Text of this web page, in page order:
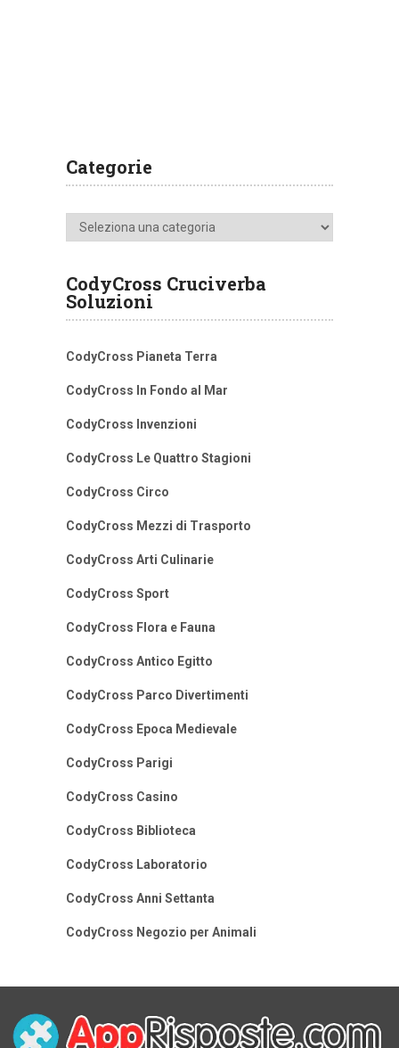
Categorie
Categorie
CodyCross Cruciverba
Soluzioni
CodyCross Pianeta Terra
CodyCross In Fondo al Mar
CodyCross Invenzioni
CodyCross Le Quattro Stagioni
CodyCross Circo
CodyCross Mezzi di Trasporto
CodyCross Arti Culinarie
CodyCross Sport
CodyCross Flora e Fauna
CodyCross Antico Egitto
CodyCross Parco Divertimenti
CodyCross Epoca Medievale
CodyCross Parigi
CodyCross Casino
CodyCross Biblioteca
CodyCross Laboratorio
CodyCross Anni Settanta
CodyCross Negozio per Animali